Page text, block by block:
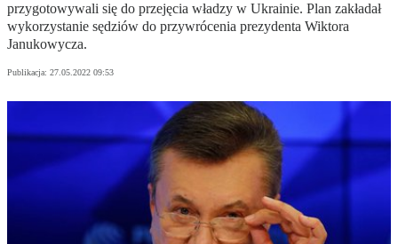
przygotowywali się do przejęcia władzy w Ukrainie. Plan zakładał
wykorzystanie sędziów do przywrócenia prezydenta Wiktora
Janukowycza.
Publikacja: 27.05.2022 09:53